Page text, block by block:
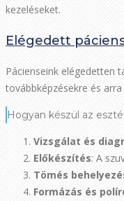
kezeléseket.
Elégedett
Pácienseink elégedetten
továbbképzésekre és
Hogyan készül az
Vizsgálat és
Előkészítés: A
Tömés
Formázás és